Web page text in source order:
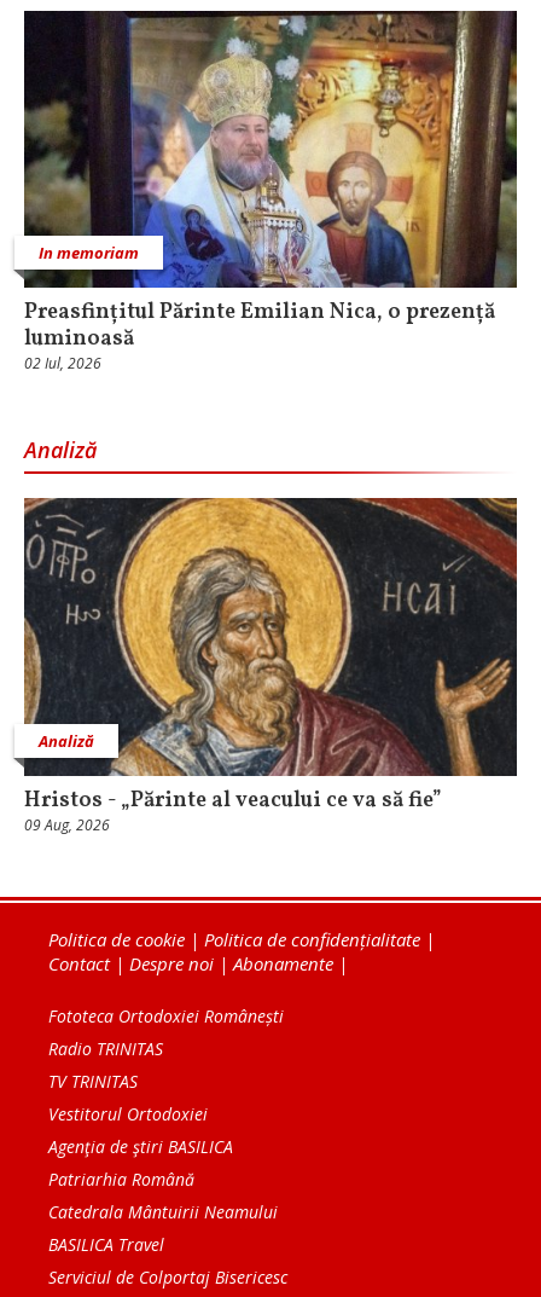
In memoriam
Preasfințitul Părinte Emilian Nica, o prezență
luminoasă
02 Iul, 2026
Analiză
Analiză
Hristos - „Părinte al veacului ce va să fie”
09 Aug, 2026
Politica de cookie | Politica de confidențialitate |
Contact| Despre noi | Abonamente |
Fototeca Ortodoxiei Românești
Radio TRINITAS
TV TRINITAS
Vestitorul Ortodoxiei
Agenţia de ştiri BASILICA
Patriarhia Română
Catedrala Mântuirii Neamului
BASILICA Travel
Serviciul de Colportaj Bisericesc